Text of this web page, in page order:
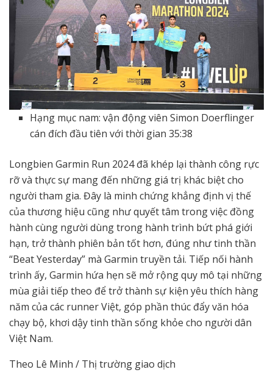
Hạng mục nam: vận động viên Simon Doerflinger
cán đích đầu tiên với thời gian 35:38
Longbien Garmin Run 2024 đã khép lại thành công rực
rỡ và thực sự mang đến những giá trị khác biệt cho
người tham gia. Đây là minh chứng khẳng định vị thế
của thương hiệu cũng như quyết tâm trong việc đồng
hành cùng người dùng trong hành trình bứt phá giới
hạn, trở thành phiên bản tốt hơn, đúng như tinh thần
“Beat Yesterday” mà Garmin truyền tải. Tiếp nối hành
trình ấy, Garmin hứa hẹn sẽ mở rộng quy mô tại những
mùa giải tiếp theo để trở thành sự kiện yêu thích hàng
năm của các runner Việt, góp phần thúc đẩy văn hóa
chạy bộ, khơi dậy tinh thần sống khỏe cho người dân
Việt Nam.
Theo Lê Minh / Thị trường giao dịch